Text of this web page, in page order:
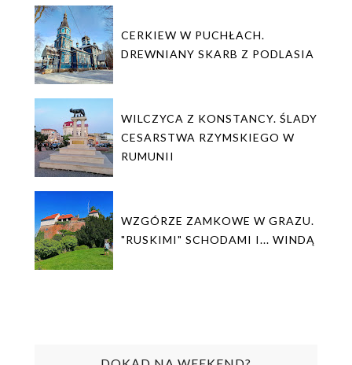
CERKIEW W PUCHŁACH.
DREWNIANY SKARB Z PODLASIA
WILCZYCA Z KONSTANCY. ŚLADY
CESARSTWA RZYMSKIEGO W
RUMUNII
WZGÓRZE ZAMKOWE W GRAZU.
"RUSKIMI" SCHODAMI I... WINDĄ